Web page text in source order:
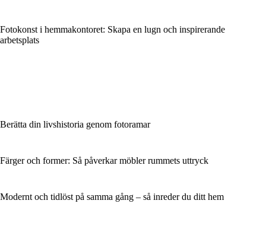
Fotokonst i hemmakontoret: Skapa en lugn och inspirerande
arbetsplats
Berätta din livshistoria genom fotoramar
Färger och former: Så påverkar möbler rummets uttryck
Modernt och tidlöst på samma gång – så inreder du ditt hem